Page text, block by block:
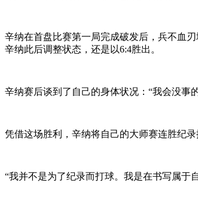
辛纳在首盘比赛第一局完成破发后，兵不血
辛纳此后调整状态，还是以6:4胜出。
辛纳赛后谈到了自己的身体状况：“我会没事
凭借这场胜利，辛纳将自己的大师赛连胜纪
“我并不是为了纪录而打球。我是在书写属于